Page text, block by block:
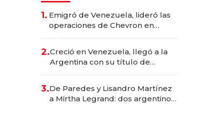
1. Emigró de Venezuela, lideró las
operaciones de Chevron en
2.Creció en Venezuela, llegó a la
Argentina con su título de
las marcas "fast premium"
3.De Paredes y Lisandro Martínez
a Mirtha Legrand: dos argentinos